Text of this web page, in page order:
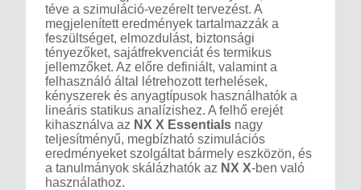
téve a szimuláció-vezérelt tervezést. A
megjelenített eredmények tartalmazzák a
feszültséget, elmozdulást, biztonsági
tényezőket, sajátfrekvenciát és termikus
jellemzőket. Az előre definiált, valamint a
felhasználó által létrehozott terhelések,
kényszerek és anyagtípusok használhatók a
lineáris statikus analízishez. A felhő erejét
kihasználva az NX X Essentials nagy
teljesítményű, megbízható szimulációs
eredményeket szolgáltat bármely eszközön, és
a tanulmányok skálázhatók az NX X-ben való
használathoz.